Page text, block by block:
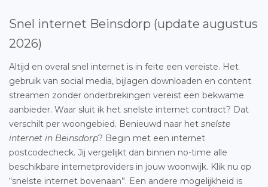
Snel internet Beinsdorp (update augustus
2026)
Altijd en overal snel internet is in feite een vereiste. Het
gebruik van social media, bijlagen downloaden en content
streamen zonder onderbrekingen vereist een bekwame
aanbieder. Waar sluit ik het snelste internet contract? Dat
verschilt per woongebied. Benieuwd naar het snelste
internet in Beinsdorp? Begin met een internet
postcodecheck. Jij vergelijkt dan binnen no-time alle
beschikbare internetproviders in jouw woonwijk. Klik nu op
“snelste internet bovenaan”. Een andere mogelijkheid is